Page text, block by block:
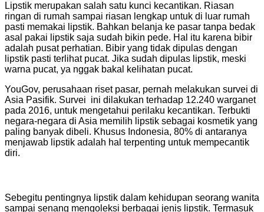
Lipstik merupakan salah satu kunci kecantikan. Riasan
ringan di rumah sampai riasan lengkap untuk di luar rumah
pasti memakai lipstik. Bahkan belanja ke pasar tanpa bedak
asal pakai lipstik saja sudah bikin pede. Hal itu karena bibir
adalah pusat perhatian. Bibir yang tidak dipulas dengan
lipstik pasti terlihat pucat. Jika sudah dipulas lipstik, meski
warna pucat, ya nggak bakal kelihatan pucat.
YouGov, perusahaan riset pasar, pernah melakukan survei di
Asia Pasifik. Survei ini dilakukan terhadap 12.240 warganet
pada 2016, untuk mengetahui perilaku kecantikan. Terbukti
negara-negara di Asia memilih lipstik sebagai kosmetik yang
paling banyak dibeli. Khusus Indonesia, 80% di antaranya
menjawab lipstik adalah hal terpenting untuk mempecantik
diri.
Sebegitu pentingnya lipstik dalam kehidupan seorang wanita
sampai senang mengoleksi berbagai jenis lipstik. Termasuk